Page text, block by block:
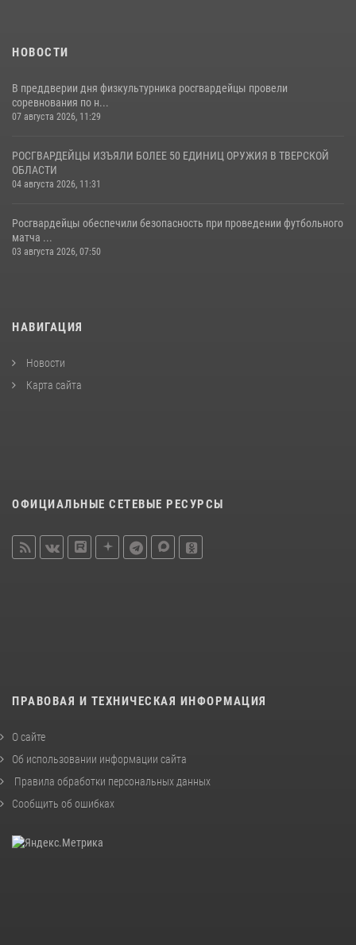
НОВОСТИ
В преддверии дня физкультурника росгвардейцы провели
соревнования по н...
07 августа 2026, 11:29
РОСГВАРДЕЙЦЫ ИЗЪЯЛИ БОЛЕЕ 50 ЕДИНИЦ ОРУЖИЯ В ТВЕРСКОЙ
ОБЛАСТИ
04 августа 2026, 11:31
Росгвардейцы обеспечили безопасность при проведении футбольного
матча ...
03 августа 2026, 07:50
НАВИГАЦИЯ
Новости
Карта сайта
ОФИЦИАЛЬНЫЕ СЕТЕВЫЕ РЕСУРСЫ
ПРАВОВАЯ И ТЕХНИЧЕСКАЯ ИНФОРМАЦИЯ
О сайте
Об использовании информации сайта
Правила обработки персональных данных
Сообщить об ошибках